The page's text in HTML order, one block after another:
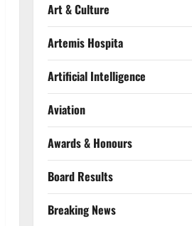
Art & Culture
Artemis Hospita
Artificial Intelligence
Aviation
Awards & Honours
Board Results
Breaking News